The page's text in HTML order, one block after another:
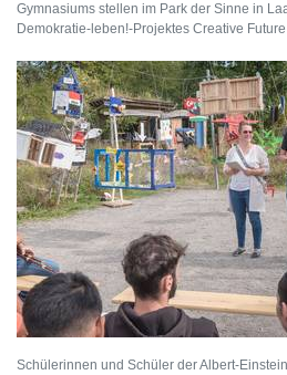
Gymnasiums stellen im Park der Sinne in
Demokratie-leben!-Projektes Creative
Schülerinnen und Schüler der Albert-